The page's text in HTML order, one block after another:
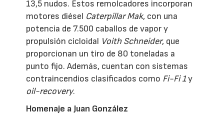
13,5 nudos. Estos remolcadores incorporan
motores diésel Caterpillar Mak, con una
potencia de 7.500 caballos de vapor y
propulsión cicloidal Voith Schneider, que
proporcionan un tiro de 80 toneladas a
punto fijo. Además, cuentan con sistemas
contraincendios clasificados como Fi-Fi 1y
oil-recovery.
Homenaje a Juan González